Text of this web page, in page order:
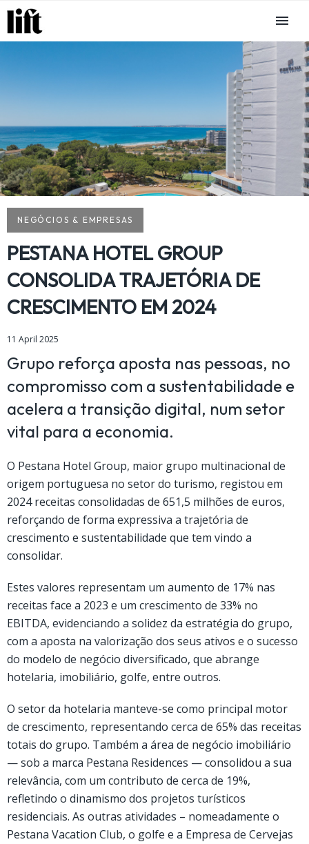
NEGÓCIOS & EMPRESAS
PESTANA HOTEL GROUP
CONSOLIDA TRAJETÓRIA DE
CRESCIMENTO EM 2024
11 April 2025
Grupo reforça aposta nas pessoas, no
compromisso com a sustentabilidade e
acelera a transição digital, num setor
vital para a economia.
O Pestana Hotel Group, maior grupo multinacional de
origem portuguesa no setor do turismo, registou em
2024 receitas consolidadas de 651,5 milhões de euros,
reforçando de forma expressiva a trajetória de
crescimento e sustentabilidade que tem vindo a
consolidar.
Estes valores representam um aumento de 17% nas
receitas face a 2023 e um crescimento de 33% no
EBITDA, evidenciando a solidez da estratégia do grupo,
com a aposta na valorização dos seus ativos e o sucesso
do modelo de negócio diversificado, que abrange
hotelaria, imobiliário, golfe, entre outros.
O setor da hotelaria manteve-se como principal motor
de crescimento, representando cerca de 65% das receitas
totais do grupo. Também a área de negócio imobiliário
— sob a marca Pestana Residences — consolidou a sua
relevância, com um contributo de cerca de 19%,
refletindo o dinamismo dos projetos turísticos
residenciais. As outras atividades – nomeadamente o
Pestana Vacation Club, o golfe e a Empresa de Cervejas